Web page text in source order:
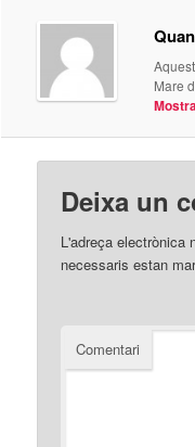
Mare
Deixa un
L'adreça electrònica
necessaris estan
Comentari